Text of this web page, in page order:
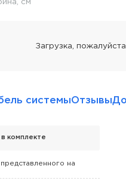
см
системыОтзывы
комплекте
на